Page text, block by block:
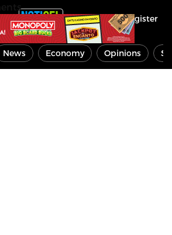
Register
News Economy Opinions